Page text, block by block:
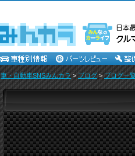
車・自動車SNSみんカラ>ブログ>ブログ一